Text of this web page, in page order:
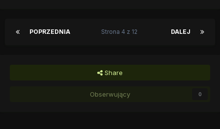
POPRZEDNIA DALEJ
Strona 4 z 12
Share
Obserwujący 0